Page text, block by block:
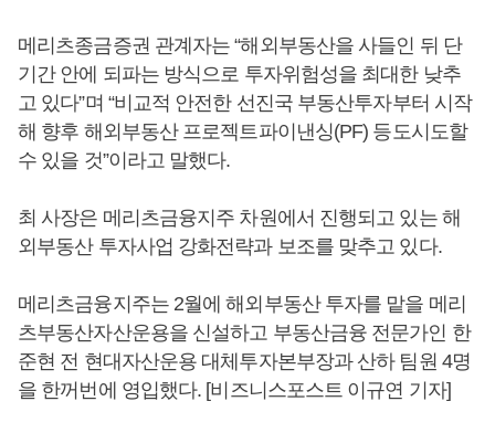
메리츠종금증권 관계자는 “해외부동산을 사들인 뒤 단
기간 안에 되파는 방식으로 투자위험성을 최대한 낮추
고 있다”며 “비교적 안전한 선진국 부동산투자부터 시작
해 향후 해외부동산 프로젝트파이낸싱(PF) 등도시도할
수 있을 것”이라고 말했다.
최 사장은 메리츠금융지주 차원에서 진행되고 있는 해
외부동산 투자사업 강화전략과 보조를 맞추고 있다.
메리츠금융지주는 2월에 해외부동산 투자를 맡을 메리
츠부동산자산운용을 신설하고 부동산금융 전문가인 한
준현 전 현대자산운용 대체투자본부장과 산하 팀원 4명
을 한꺼번에 영입했다. [비즈니스포스트 이규연 기자]